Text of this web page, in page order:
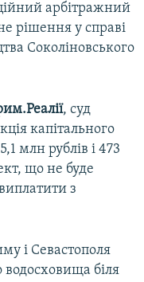
арбітражний
рішення у справі
Соколіновського
, суд
капітального
млн рублів і 473
що не буде
з
і Севастополя
водосховища біля